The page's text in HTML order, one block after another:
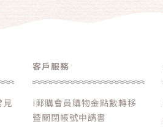
見
客戶服務
i郵購會員購物金點數轉移
暨關閉帳號申請書